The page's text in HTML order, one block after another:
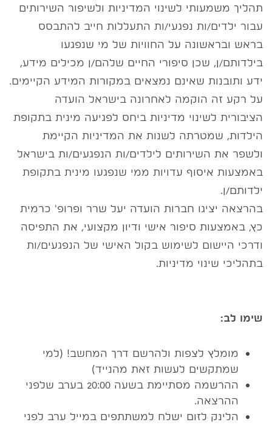
תהליך משמעותי לשינוי המדיניות ולשיפור השירותים
עבור ילדים/ות נפגעי/ות התעללות חייב להתבסס
בראש ובראשונה על החוויות של מי שנפגעו
בילדותם/ן, שכן סיפורי החיים שלהם/ן מכילים מידע,
ידע ותובנות שאינם נמצאים במקורות המידע הקיימים.
על רקע זה הוקמה לאחרונה בישראל הועדה
הציבורית לשינוי מדיניות ביחס לפגיעה מינית בתקופת
הילדות, שמטרתה לשנות את המדיניות הקיימת
ולשפר את השירותים לילדים/ות הנפגעים/ות בישראל
באמצעות איסוף עדויות ממי שנפגעו מינית בתקופת
ילדותם/ן.
בהרצאה יציגו חברות הועדה יעל שרר ופרופ' כרמית
כץ, באמצעות סיפור אישי ודיון מקצועי, את התפיסה
ודרכי היישום לשימוש בקול האישי של הנפגעים/ות
בתהליכי שינוי מדיניות.
שימו לב:
מומלץ לצפות ולהרשם דרך המחשב! (למי
שמתקשים לעשות זאת מהנייד)
ההרשמה מסתיימת בשעה 20:00 בערב שלפני
ההרצאה.
הלינק לזום ישלח למשתתפים במייל ערב לפני